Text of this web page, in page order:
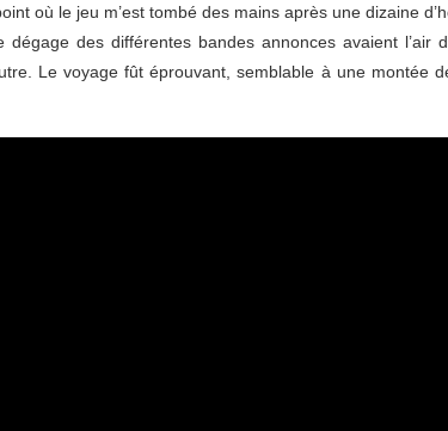
où le jeu m’est tombé des mains après une dizaine
des différentes bandes annonces avaient l’air
Le voyage fût éprouvant, semblable à une montée